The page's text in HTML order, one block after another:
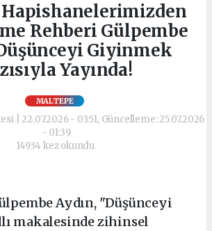
Rehberi Gülpembe
Giyinmek
Yayında!
MALTEPE
| 22.07.2026 - 03:51, Güncelleme: 25.07.2026
- 01:39
14934 kez okundu.
Aydın, "Düşünceyi
makalesinde zihinsel